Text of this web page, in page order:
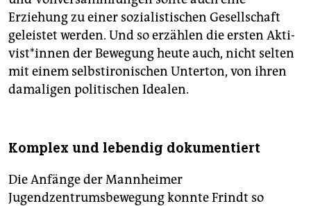
Erziehung zu einer sozialistischen Gesellschaft
geleistet werden. Und so erzählen die ersten Ak­ti­
vis­t*in­nen der Bewegung heute auch, nicht selten
mit einem selbstironischen Unterton, von ihren
damaligen politischen Idealen.
Komplex und lebendig dokumentiert
Die Anfänge der Mannheimer
Jugendzentrumsbewegung konnte Frindt so